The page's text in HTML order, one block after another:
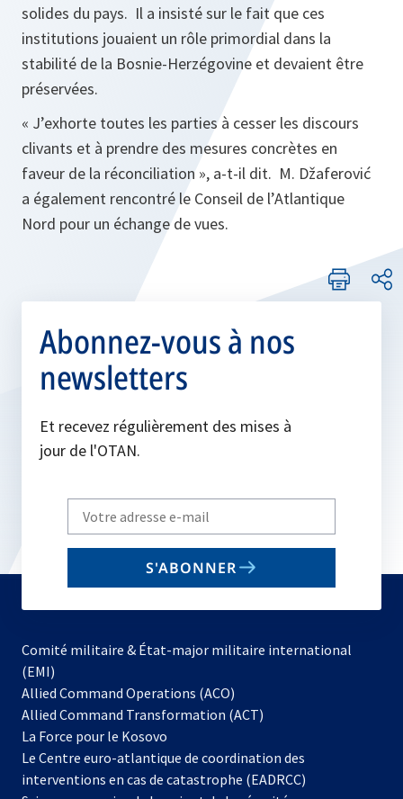
solides du pays. Il a insisté sur le fait que ces
institutions jouaient un rôle primordial dans la
stabilité de la Bosnie-Herzégovine et devaient être
préservées.
« J’exhorte toutes les parties à cesser les discours
clivants et à prendre des mesures concrètes en
faveur de la réconciliation », a-t-il dit. M. Džaferović
a également rencontré le Conseil de l’Atlantique
Nord pour un échange de vues.
Abonnez-vous à nos
newsletters
Et recevez régulièrement des mises à
jour de l'OTAN.
Write
your
email
S'ABONNER
Comité militaire & État-major militaire international
(EMI)
Allied Command Operations (ACO)
dans
nouvel
onglet
Allied Command Transformation (ACT)
La Force pour le Kosovo
dans
un
Le Centre euro-atlantique de coordination des
interventions en cas de catastrophe (EADRCC)